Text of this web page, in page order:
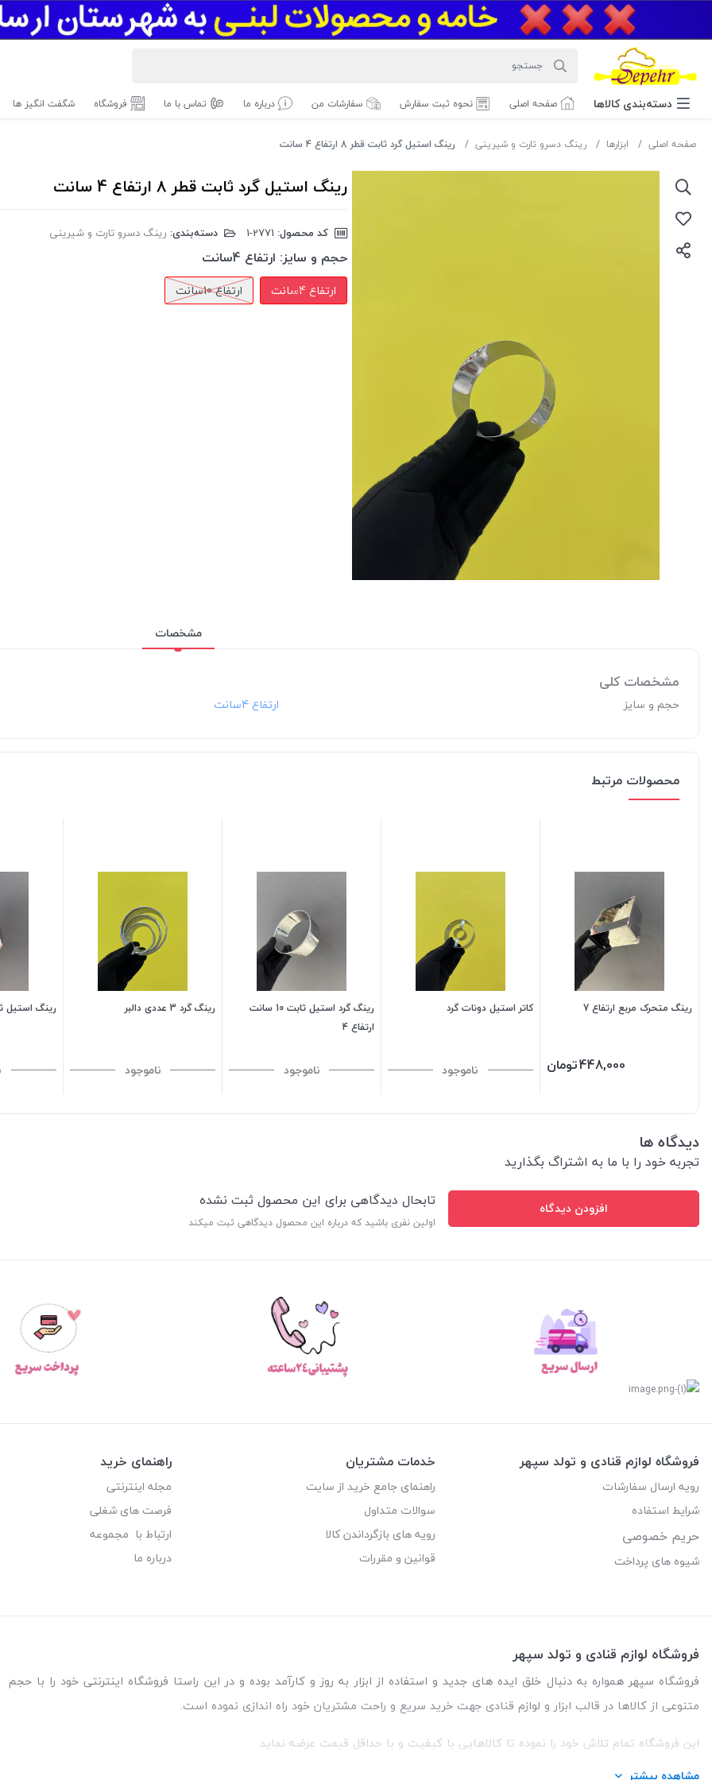
دسته‌بندی‌ کالاها صفحه اصلی نحوه ثبت سفارش سفارشات من درباره ما تماس با ما فروشگاه شگفت انگیز ها
صفحه اصلی ابزارها رینگ دسرو تارت و شیرینی رینگ استیل گرد ثابت قطر 8 ارتفاع 4 سانت
رینگ استیل گرد ثابت قطر 8 ارتفاع 4 سانت
کد محصول: دسته‌بندی: رینگ دسرو تارت و شیرینی
حجم و سایز: ارتفاع 4سانت
ارتفاع 4سانت ارتفاع 10سانت
مشخصات
مشخصات کلی
حجم و سایز
محصولات مرتبط
رینگ متحرک مربع ارتفاع 7
448,000تومان
کاتر استیل دونات گرد
ناموجود
رینگ گرد استیل ثابت 10 سانت
ارتفاع 4
ناموجود
رینگ گرد 3 عددی دالبر
ناموجود
رینگ استیل
دیدگاه ها
تجربه خود را با ما به اشتراگ بگذارید
افزودن دیدگاه تابحال دیدگاهی برای این محصول ثبت نشده
اولین نفری باشید که درباره این محصول دیدگاهی ثبت میکند
فروشگاه لوازم قنادی و تولد سپهر
رویه ارسال سفارشات
شرایط استفاده
حریم خصوصی
شیوه های پرداخت
خدمات مشتریان
راهنمای جامع خرید از سایت
سوالات متداول
رویه های بازگرداندن کالا
قوانین و مقررات
راهنمای خرید
مجله اینترنتی
فرصت های شغلی
ارتباط با مجموعه
درباره ما
فروشگاه لوازم قنادی و تولد سپهر
فروشگاه سپهر همواره به دنبال خلق ایده های جدید و استفاده از ابزار به روز و کارآمد بوده و در این راستا فروشگاه اینترنتی خود را با حجم
متنوعی از کالاها در قالب ابزار و لوازم قنادی جهت خرید سریع و راحت مشتریان خود راه اندازی نموده است.
این فروشگاه تمام تلاش خود را نموده تا کالاهایی با کیفیت و با حداقل قیمت عرضه نماید.
مشاهده بیشتر